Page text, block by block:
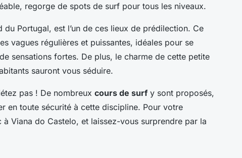
regorge de spots de surf pour tous les niveaux.
du Portugal, est l’un de ces lieux de prédilection. Ce
vagues régulières et puissantes, idéales pour se
sensations fortes. De plus, le charme de cette petite
sauront vous séduire.
pas ! De nombreux cours de surf y sont proposés,
en toute sécurité à cette discipline. Pour votre
à Viana do Castelo, et laissez-vous surprendre par la